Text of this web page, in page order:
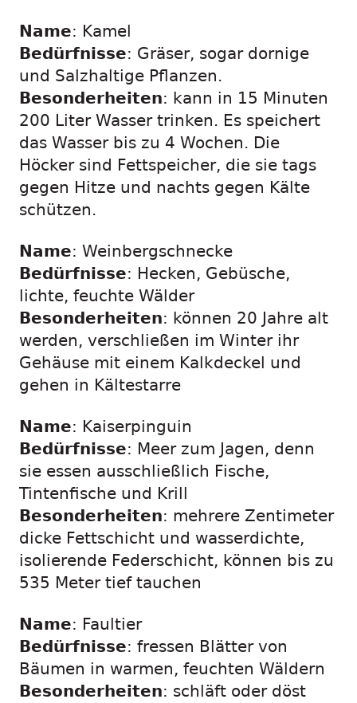
Name: Kamel
Bedürfnisse: Gräser, sogar dornige
und Salzhaltige Pflanzen.
Besonderheiten: kann in 15 Minuten
200 Liter Wasser trinken. Es speichert
das Wasser bis zu 4 Wochen. Die
Höcker sind Fettspeicher, die sie tags
gegen Hitze und nachts gegen Kälte
schützen.
Name: Weinbergschnecke
Bedürfnisse: Hecken, Gebüsche,
lichte, feuchte Wälder
Besonderheiten: können 20 Jahre alt
werden, verschließen im Winter ihr
Gehäuse mit einem Kalkdeckel und
gehen in Kältestarre
Name: Kaiserpinguin
Bedürfnisse: Meer zum Jagen, denn
sie essen ausschließlich Fische,
Tintenfische und Krill
Besonderheiten: mehrere Zentimeter
dicke Fettschicht und wasserdichte,
isolierende Federschicht, können bis zu
535 Meter tief tauchen
Name: Faultier
Bedürfnisse: fressen Blätter von
Bäumen in warmen, feuchten Wäldern
Besonderheiten: schläft oder döst